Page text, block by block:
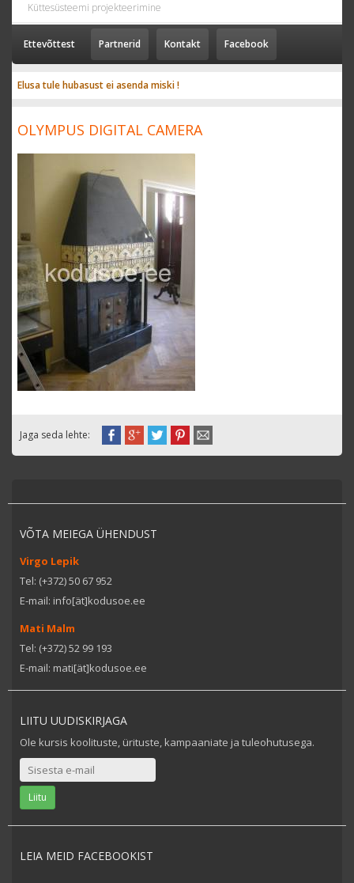
Küttesüsteemi projekteerimine
Ettevõttest Partnerid Kontakt Facebook
Elusa tule hubasust ei asenda miski !
OLYMPUS DIGITAL CAMERA
Jaga seda lehte:
VÕTA MEIEGA ÜHENDUST
Virgo Lepik
Tel: (+372) 50 67 952
E-mail: info[ät]kodusoe.ee
Mati Malm
Tel: (+372) 52 99 193
E-mail: mati[ät]kodusoe.ee
LIITU UUDISKIRJAGA
Ole kursis koolituste, ürituste, kampaaniate ja tuleohutusega.
LEIA MEID FACEBOOKIST